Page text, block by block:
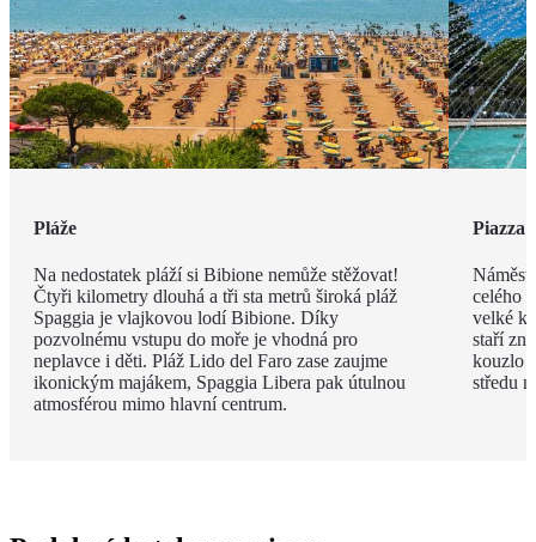
Pláže
Na nedostatek pláží si Bibione nemůže stěžovat!
Čtyři kilometry dlouhá a tři sta metrů široká pláž
Spaggia je vlajkovou lodí Bibione. Díky
pozvolnému vstupu do moře je vhodná pro
neplavce i děti. Pláž Lido del Faro zase zaujme
ikonickým majákem, Spaggia Libera pak útulnou
atmosférou mimo hlavní centrum.
Piazza
celého
velké
staří
kouzlo
středu